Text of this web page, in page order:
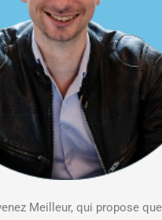
Meilleur, qui propose